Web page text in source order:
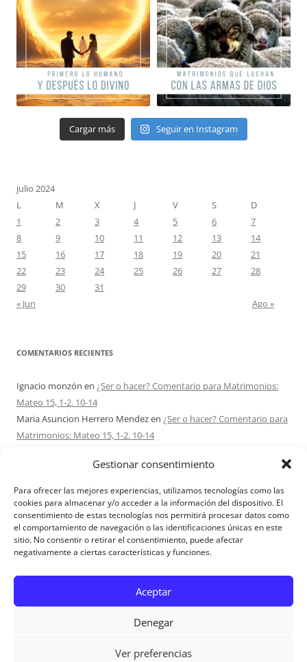
Gestionar consentimiento
Para ofrecer las mejores experiencias, utilizamos tecnologías como las
cookies para almacenar y/o acceder a la información del dispositivo. El
consentimiento de estas tecnologías nos permitirá procesar datos como
el comportamiento de navegación o las identificaciones únicas en este
sitio. No consentir o retirar el consentimiento, puede afectar
negativamente a ciertas características y funciones.
Aceptar
Denegar
Ver preferencias
Cargar más Seguir en Instagram
julio 2024
L
M X J V S
D
1
2 3 4 5 6
7
8
9 10 11 12 13
14
15
16 17 18 19 20
21
22
23 24 25 26 27
28
29
30
31
« Jun
Ago »
COMENTARIOS RECIENTES
Ignacio monzón en ¿Ser o hacer? Comentario para Matrimonios:
Mateo 15, 1-2. 10-14
Maria Asuncion Herrero Mendezen ¿Ser o hacer? Comentario para
Matrimonios: Mateo 15, 1-2. 10-14
7 – 9 AGOSTO 2026
Ezio Vendrame
en
Acudid siempre al Señor. Comentario para
Matrimonios: san Mateo 14, 22-36
SofienAcerca de Proyecto Amor Conyugal